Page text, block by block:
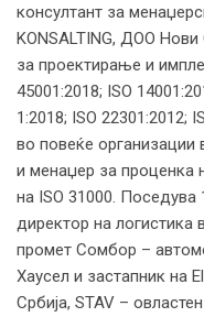
консултант за
KONSALTING, ДОО Нови
за проектирање и
45001:2018; ISO
1:2018; ISO 22301:2012;
во повеќе
и менаџер за проценка
на ISO 31000. Поседува
директор на логистика
промет Сомбор –
Хаусел и застапник на
Србија, STAV –